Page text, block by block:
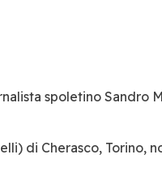
spoletino Sandro
di Cherasco, Torino,